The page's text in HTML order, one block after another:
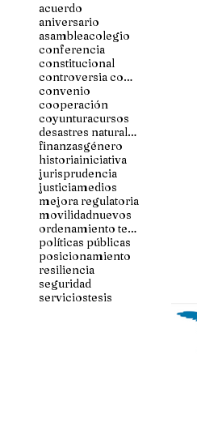
acuerdo
aniversario
asambleacolegio
conferencia
constitucional
controversia constitucional
convenio
cooperación
coyunturacursos
desastres naturales
finanzasgénero
historiainiciativa
jurisprudencia
justiciamedios
mejora regulatoria
movilidadnuevos
ordenamiento territorial
políticas públicas
posicionamiento
resiliencia
seguridad
serviciostesis